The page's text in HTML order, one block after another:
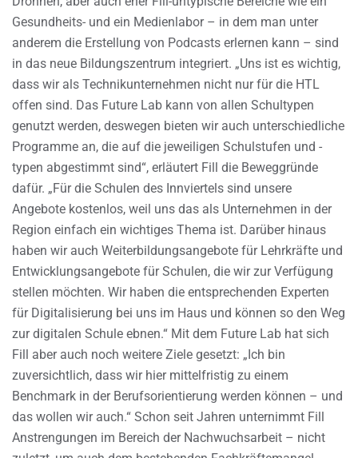
Gesundheits- und ein Medienlabor – in dem man unter
anderem die Erstellung von Podcasts erlernen kann – sind
in das neue Bildungszentrum integriert. „Uns ist es wichtig,
dass wir als Technikunternehmen nicht nur für die HTL
offen sind. Das Future Lab kann von allen Schultypen
genutzt werden, deswegen bieten wir auch unterschiedliche
Programme an, die auf die jeweiligen Schulstufen und -
typen abgestimmt sind“, erläutert Fill die Beweggründe
dafür. „Für die Schulen des Innviertels sind unsere
Angebote kostenlos, weil uns das als Unternehmen in der
Region einfach ein wichtiges Thema ist. Darüber hinaus
haben wir auch Weiterbildungsangebote für Lehrkräfte und
Entwicklungsangebote für Schulen, die wir zur Verfügung
stellen möchten. Wir haben die entsprechenden Experten
für Digitalisierung bei uns im Haus und können so den Weg
zur digitalen Schule ebnen.“ Mit dem Future Lab hat sich
Fill aber auch noch weitere Ziele gesetzt: „Ich bin
zuversichtlich, dass wir hier mittelfristig zu einem
Benchmark in der Berufsorientierung werden können – und
das wollen wir auch.“ Schon seit Jahren unternimmt Fill
Anstrengungen im Bereich der Nachwuchsarbeit – nicht